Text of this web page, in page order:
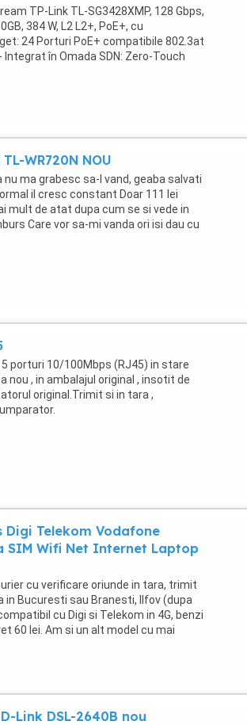
TP-Link TL-SG3428XMP, 128 Gbps,
384 W, L2 L2+, PoE+, cu
24 Porturi PoE+ compatibile 802.3at
în Omada SDN: Zero-Touch
centralizată ...
WR720N NOU
ma grabesc sa-l vand, geaba salvati
il cresc constant Doar 111 lei
mult de atat dupa cum se si vede in
Care vor sa-mi vanda ori isi dau cu
porturi 10/100Mbps (RJ45) in stare
, in ambalajul original , insotit de
original.Trimit si in tara ,
Digi Telekom Vodafone
SIM Wifi Net Internet Laptop
cu verificare oriunde in tara, trimit
in Bucuresti sau Branesti, Ilfov (dupa
cu Digi si Telekom in 4G, benzi
60 lei. Am si un alt model cu mai
Link DSL-2640B nou